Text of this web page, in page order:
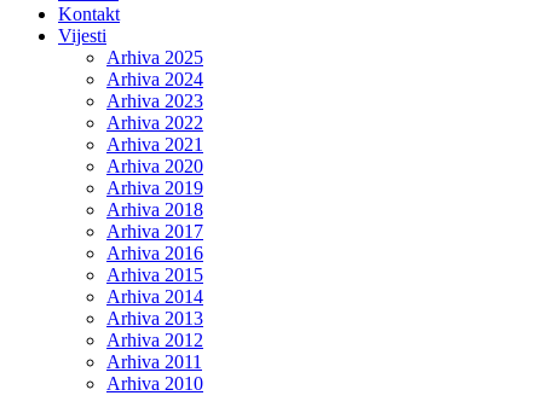
Kontakt
Vijesti
Arhiva 2025
Arhiva 2024
Arhiva 2023
Arhiva 2022
Arhiva 2021
Arhiva 2020
Arhiva 2019
Arhiva 2018
Arhiva 2017
Arhiva 2016
Arhiva 2015
Arhiva 2014
Arhiva 2013
Arhiva 2012
Arhiva 2011
Arhiva 2010